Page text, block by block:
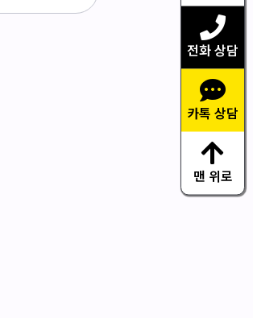
전화 상담
카톡 상담
맨 위로